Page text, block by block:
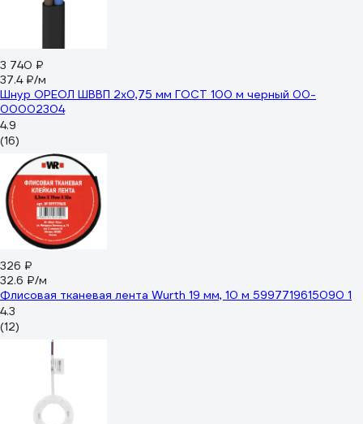
3 740 ₽
37.4 ₽/м
Шнур ОРЕОЛ ШВВП 2х0,75 мм ГОСТ 100 м черный 00-
00002304
4.9
(16)
326 ₽
32.6 ₽/м
Флисовая тканевая лента Wurth 19 мм, 10 м 5997719615090 1
4.3
(12)